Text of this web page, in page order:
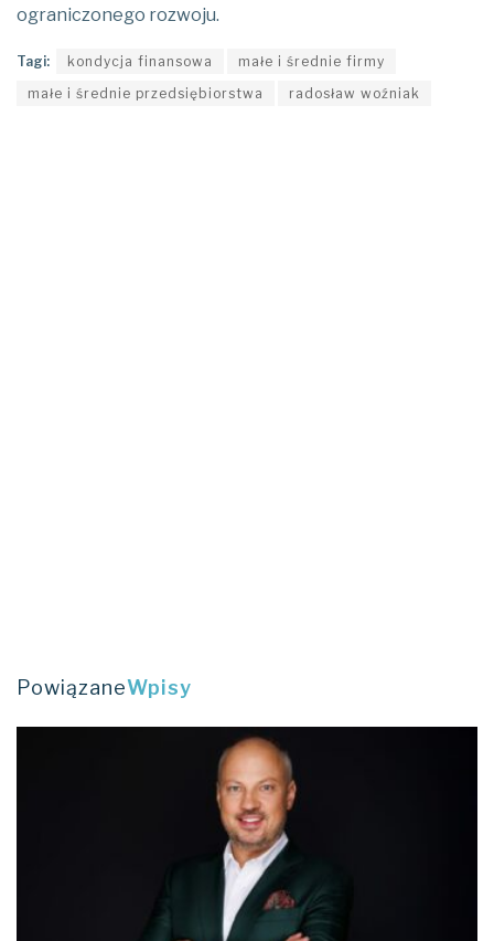
ograniczonego rozwoju.
Tagi: kondycja finansowa
małe i średnie firmy
małe i średnie przedsiębiorstwa
radosław woźniak
PowiązaneWpisy